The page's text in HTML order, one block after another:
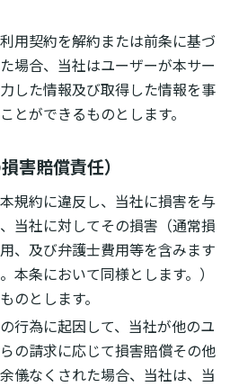
用契約を解約または前条に基づ
場合、当社はユーザーが本サー
した情報及び取得した情報を事
とができるものとします。
害賠償責任）
規約に違反し、当社に損害を与
当社に対してその損害（通常損
、及び弁護士費用等を含みます
本条において同様とします。）
のとします。
行為に起因して、当社が他のユ
の請求に応じて損害賠償その他
儀なくされた場合、当社は、当